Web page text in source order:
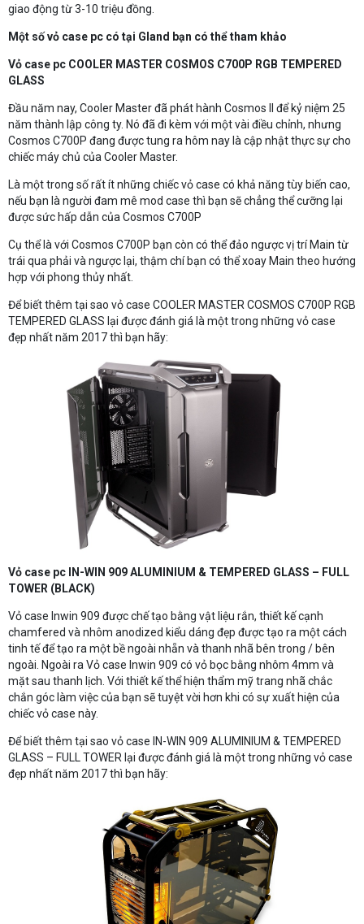
giao động từ 3-10 triệu đồng.
Một số vỏ case pc có tại Gland bạn có thể tham khảo
Vỏ case pc COOLER MASTER COSMOS C700P RGB TEMPERED
GLASS
Đầu năm nay, Cooler Master đã phát hành Cosmos II để kỷ niệm 25
năm thành lập công ty. Nó đã đi kèm với một vài điều chỉnh, nhưng
Cosmos C700P đang được tung ra hôm nay là cập nhật thực sự cho
chiếc máy chủ của Cooler Master.
Là một trong số rất ít những chiếc vỏ case có khả năng tùy biến cao,
nếu bạn là người đam mê mod case thì bạn sẽ chẳng thể cưỡng lại
được sức hấp dẫn của Cosmos C700P
Cụ thể là với Cosmos C700P bạn còn có thể đảo ngược vị trí Main từ
trái qua phải và ngược lại, thậm chí bạn có thể xoay Main theo hướng
hợp với phong thủy nhất.
Để biết thêm tại sao vỏ case COOLER MASTER COSMOS C700P RGB
TEMPERED GLASS lại được đánh giá là một trong những vỏ case
đẹp nhất năm 2017 thì bạn hãy:
Vỏ case pc IN-WIN 909 ALUMINIUM & TEMPERED GLASS – FULL
TOWER (BLACK)
Vỏ case Inwin 909 được chế tạo bằng vật liệu rắn, thiết kế cạnh
chamfered và nhôm anodized kiểu dáng đẹp được tạo ra một cách
tinh tế để tạo ra một bề ngoài nhẵn và thanh nhã bên trong / bên
ngoài. Ngoài ra Vỏ case Inwin 909 có vỏ bọc bằng nhôm 4mm và
mặt sau thanh lịch. Với thiết kế thể hiện thẩm mỹ trang nhã chắc
chắn góc làm việc của bạn sẽ tuyệt vời hơn khi có sự xuất hiện của
chiếc vỏ case này.
Để biết thêm tại sao vỏ case IN-WIN 909 ALUMINIUM & TEMPERED
GLASS – FULL TOWER lại được đánh giá là một trong những vỏ case
đẹp nhất năm 2017 thì bạn hãy: